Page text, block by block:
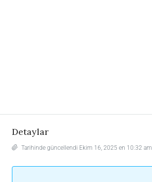
Detaylar
Tarihinde güncellendi Ekim 16, 2025 en 10:32 am